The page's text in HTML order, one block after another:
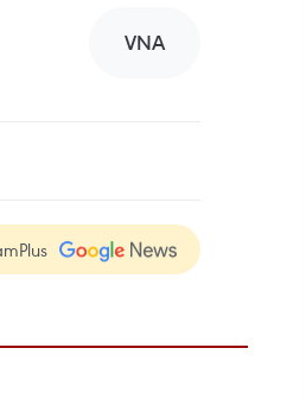
VNA